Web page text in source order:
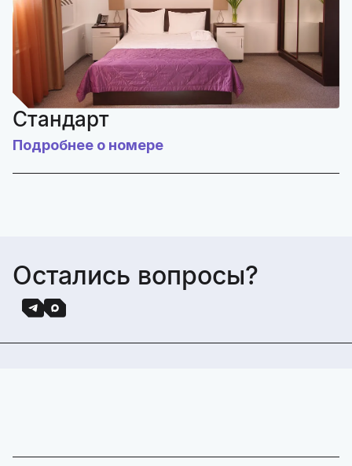
Стандарт
Подробнее о номере
Остались вопросы?